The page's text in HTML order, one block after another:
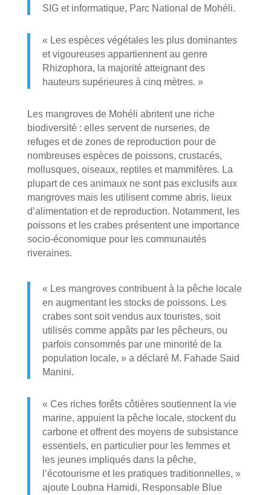
SIG et informatique, Parc National de Mohéli.
« Les espèces végétales les plus dominantes
et vigoureuses appartiennent au genre
Rhizophora, la majorité atteignant des
hauteurs supérieures à cinq mètres. »
Les mangroves de Mohéli abritent une riche
biodiversité : elles servent de nurseries, de
refuges et de zones de reproduction pour de
nombreuses espèces de poissons, crustacés,
mollusques, oiseaux, reptiles et mammifères. La
plupart de ces animaux ne sont pas exclusifs aux
mangroves mais les utilisent comme abris, lieux
d’alimentation et de reproduction. Notamment, les
poissons et les crabes présentent une importance
socio-économique pour les communautés
riveraines.
« Les mangroves contribuent à la pêche locale
en augmentant les stocks de poissons. Les
crabes sont soit vendus aux touristes, soit
utilisés comme appâts par les pêcheurs, ou
parfois consommés par une minorité de la
population locale, » a déclaré M. Fahade Said
Manini.
« Ces riches forêts côtières soutiennent la vie
marine, appuient la pêche locale, stockent du
carbone et offrent des moyens de subsistance
essentiels, en particulier pour les femmes et
les jeunes impliqués dans la pêche,
l’écotourisme et les pratiques traditionnelles, »
ajoute Loubna Hamidi, Responsable Blue